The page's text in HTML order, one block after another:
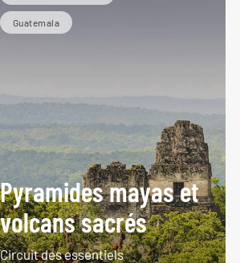
Guatemala
Pyramides mayas et
volcans sacrés
Circuit des essentiels